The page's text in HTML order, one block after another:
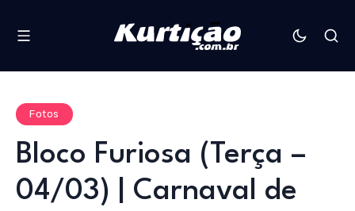
Fotos
Bloco Furiosa (Terça –
04/03) | Carnaval de